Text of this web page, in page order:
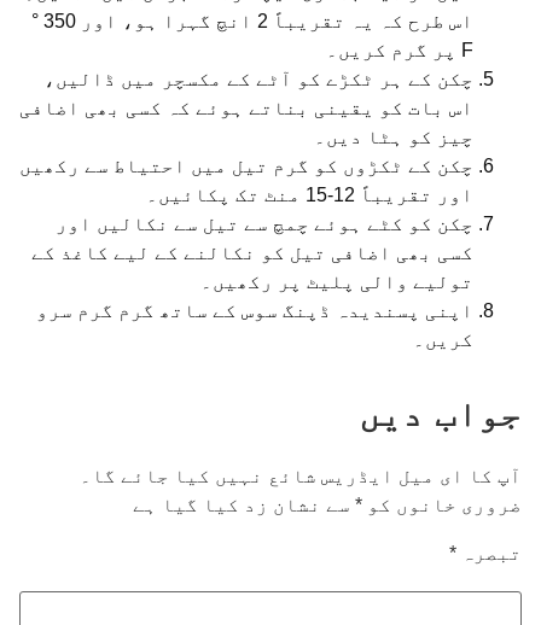
اس طرح کہ یہ تقریباً 2 انچ گہرا ہو، اور 350 °
F پر گرم کریں۔
چکن کے ہر ٹکڑے کو آٹے کے مکسچر میں ڈالیں،
اس بات کو یقینی بناتے ہوئے کہ کسی بھی اضافی
چیز کو ہٹا دیں۔
چکن کے ٹکڑوں کو گرم تیل میں احتیاط سے رکھیں
اور تقریباً 12-15 منٹ تک پکائیں۔
چکن کو کٹے ہوئے چمچ سے تیل سے نکالیں اور
کسی بھی اضافی تیل کو نکالنے کے لیے کاغذ کے
تولیے والی پلیٹ پر رکھیں۔
اپنی پسندیدہ ڈپنگ سوس کے ساتھ گرم گرم سرو
کریں۔
جواب دیں
آپ کا ای میل ایڈریس شائع نہیں کیا جائے گا۔
ضروری خانوں کو * سے نشان زد کیا گیا ہے
تبصرہ *